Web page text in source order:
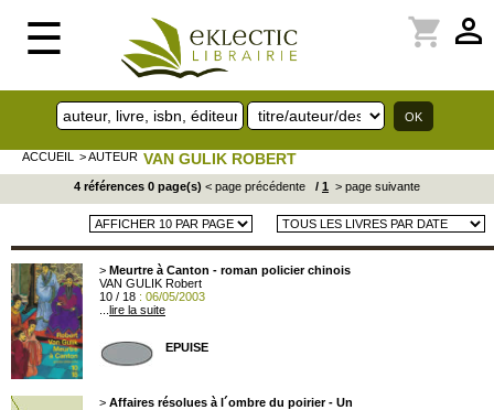
☰ perm_identity
shopping_cart
ACCUEIL > AUTEUR VAN GULIK ROBERT
4 références 0 page(s) < page précédente / 1 > page suivante
> Meurtre à Canton - roman policier chinois
VAN GULIK Robert
10 / 18 : 06/05/2003
lire la suite
EPUISE
> Affaires résolues à l´ombre du poirier - Un